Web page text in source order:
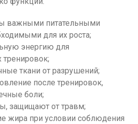
питательными
для их роста;
энергию для
ткани от разрушений;
после тренировок,
боли;
защищают от травм;
жира при условии соблюдения